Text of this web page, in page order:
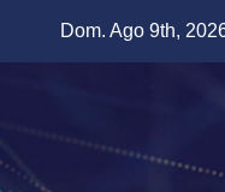
Dom. Ago 9th,